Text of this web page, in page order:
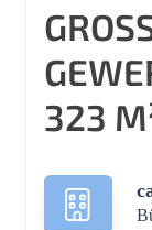
23 M²